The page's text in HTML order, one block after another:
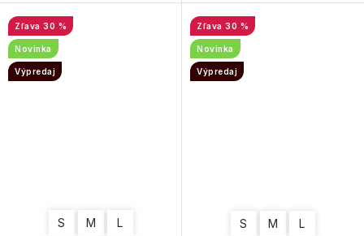
30 %
Novinka
Výpredaj
S M L
30 %
Novinka
Výpredaj
S M L